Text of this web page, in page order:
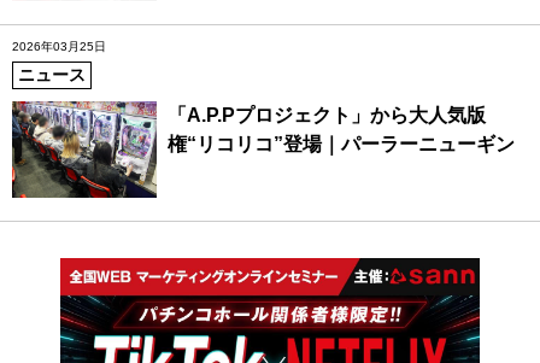
2026年03月25日
ニュース
「A.P.Pプロジェクト」から大人気版
権“リコリコ”登場｜パーラーニューギン